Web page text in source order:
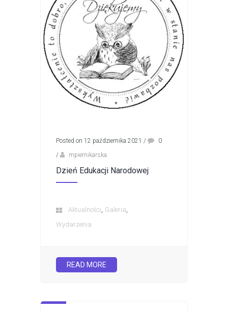
Posted on 12 października 2021 /
0
/
mpiernikarska
Dzień Edukacji Narodowej
Aktualności, Galeria,
Wydarzenia
READ MORE